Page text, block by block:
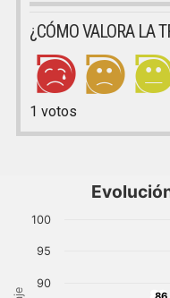
¿CÓMO VALORA LA
1 votos
90
95
100